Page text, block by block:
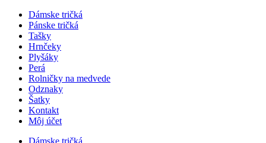
Dámske tričká
Pánske tričká
Tašky
Hrnčeky
Plyšáky
Perá
Rolničky na medvede
Odznaky
Šatky
Kontakt
Môj účet
Dámske tričká